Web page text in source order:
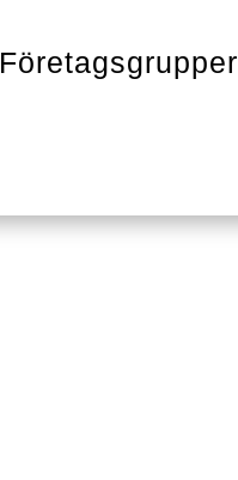
Företagsgrupper